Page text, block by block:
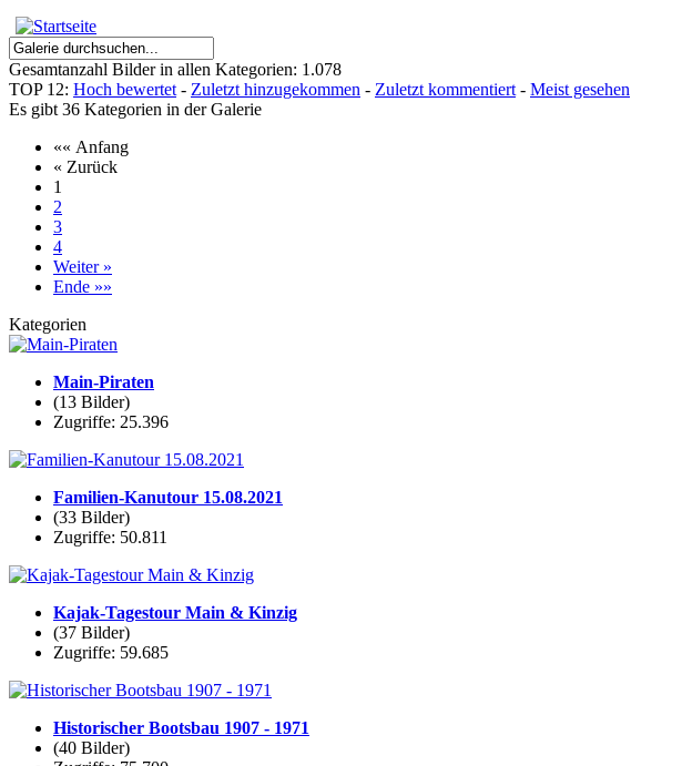
Gesamtanzahl Bilder in allen Kategorien: 1.078
TOP 12: Hoch bewertet - Zuletzt hinzugekommen - Zuletzt kommentiert - Meist gesehen
Es gibt 36 Kategorien in der Galerie
«« Anfang
« Zurück
1
2
3
4
Weiter »
Ende »»
Kategorien
Main-Piraten
(13 Bilder)
Zugriffe: 25.396
Familien-Kanutour 15.08.2021
(33 Bilder)
Zugriffe: 50.811
Kajak-Tagestour Main & Kinzig
(37 Bilder)
Zugriffe: 59.685
Historischer Bootsbau 1907 - 1971
(40 Bilder)